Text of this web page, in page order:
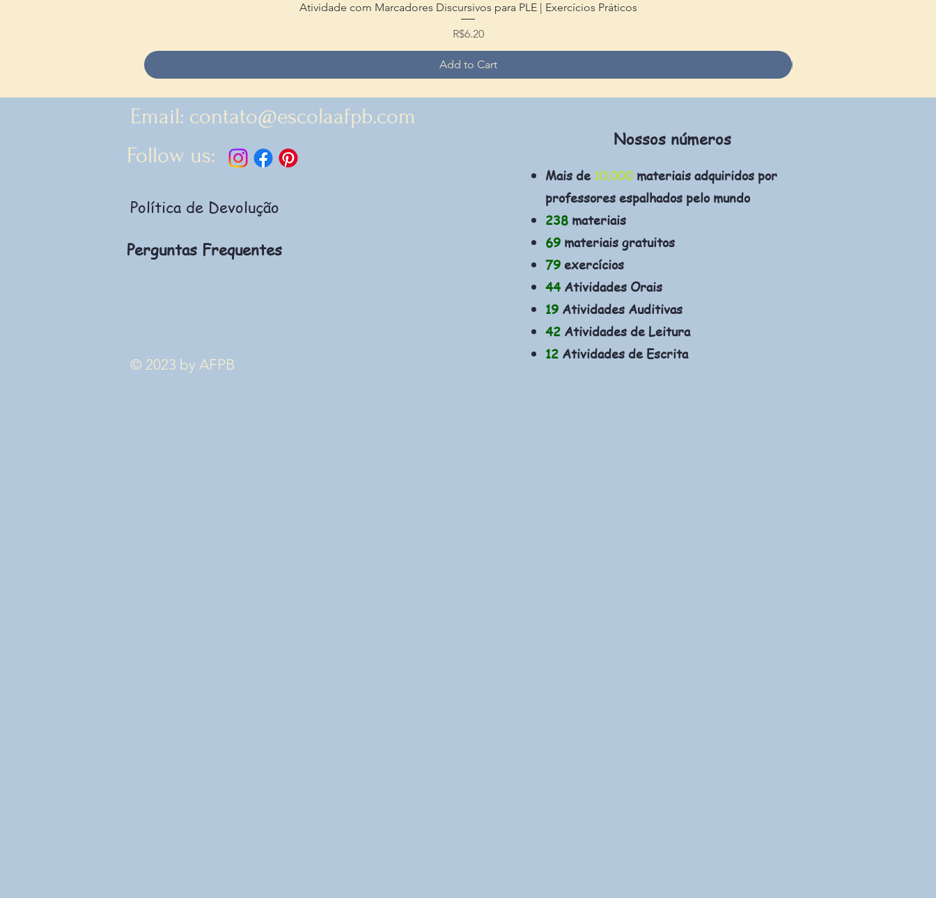
Quick View
Atividade com Marcadores Discursivos para PLE | Exercícios Práticos
Price
R$6.20
Add to Cart
Email: contato@escolaafpb.com
Follow us:
Política de Devolução
Perguntas Frequentes
© 2023 by AFPB
Nossos números
Mais de 10.000 materiais adquiridos por
professores espalhados pelo mundo
238 materiais
69 materiais gratuitos
79 exercícios
44Atividades Orais
19 Atividades Auditivas
42 Atividades de Leitura
12 Atividades de Escrita